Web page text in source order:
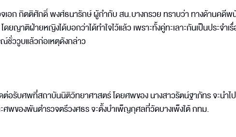
อก กิตติศักดิ์ พงศ์ธนารักษ์ ผู้กำกับ สน.บางกรวย ทราบว่า ทางด้านคดีพ
ญาติฝ่ายหญิงได้บอกว่าได้ทำใจไว้แล้ว เพราะทั้งคู่ทะเลาะกันเป็นประจำเรื่
ชั่ววูบแล้วก่อเหตุดังกล่าว
อรับศพที่สถาบันนิติวิทยาศาสตร์ โดยศพของ นางสาวรัตน์ฐาภัทร จะนำไป
พของพันตำรวจตรีวงศธร จะตั้งบำเพ็ญกุศลที่วัดบางเพ็งใต้ กทม.